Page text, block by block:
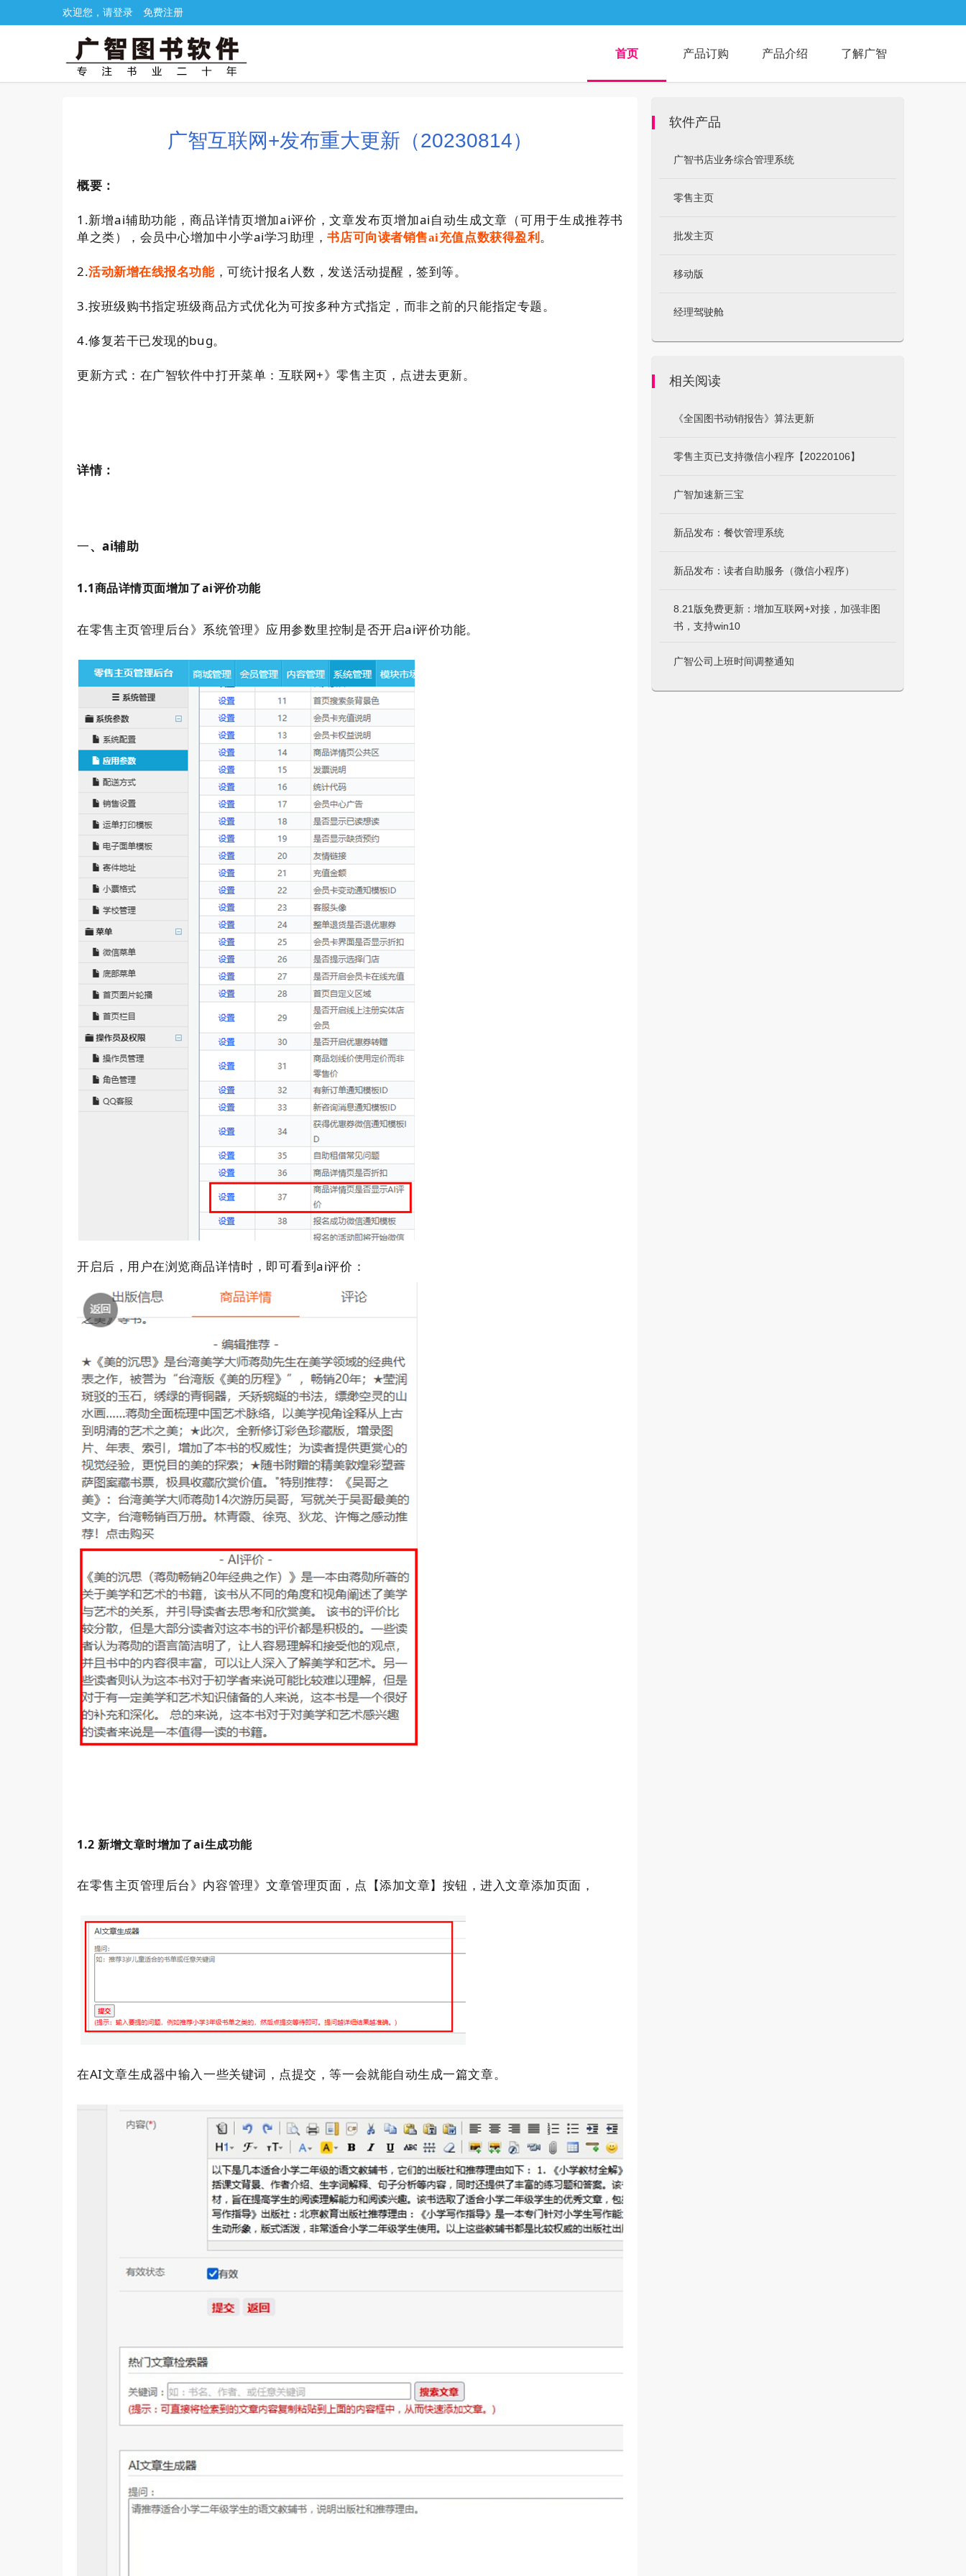
欢迎您，请登录 免费注册
首页 产品订购 产品介绍 了解广智
广智互联网+发布重大更新（20230814）
概要：
1.新增ai辅助功能，商品详情页增加ai评价，文章发布页增加ai 自动生成文章（可用于生成推荐书
单之类），会员中心增加中小学ai学习助理，书店可向读者销售ai充值点数获得盈利 。
2.活动新增在线报名功能，可统计报名人数，发送活动提醒，签到等。
3.按班级购书指定班级商品方式优化为可按多种方式指定，而非之前的只能指定专题。
4.修复若干已发现的bug。
更新方式：在广智软件中打开菜单：互联网+》零售主页，点进去更新。
详情：
一、ai辅助
1.1商品详情页面增加了ai评价功能
在零售主页管理后台》系统管理》应用参数里控制是否开启ai评价功能。
开启后，用户在浏览商品详情时，即可看到ai评价：
1.2新增文章时增加了ai生成功能
在零售主页管理后台》内容管理》文章管理页面，点【添加文章】按钮，进入文章添加页面，
在AI文章生成器中输入一些关键词，点提交，等一会就能自动生成一篇文章。
软件产品
广智书店业务综合管理系统
零售主页
批发主页
移动版
经理驾驶舱
相关阅读
《全国图书动销报告》算法更新
零售主页已支持微信小程序【20220106】
广智加速新三宝
新品发布：餐饮管理系统
新品发布：读者自助服务（微信小程序）
8.21版免费更新：增加互联网+对接，加强非图
书，支持win10
广智公司上班时间调整通知